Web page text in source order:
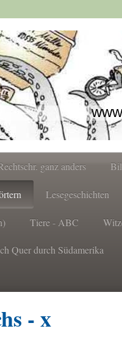
ganz anders
Lesegeschichten
Tiere - ABC
Quer durch Südamerika
- x